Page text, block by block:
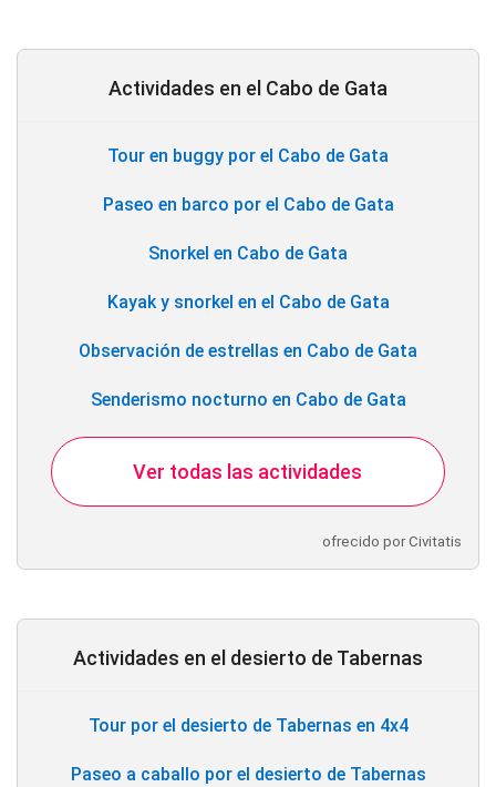
Actividades en el Cabo de Gata
Tour en buggy por el Cabo de Gata
Paseo en barco por el Cabo de Gata
Snorkel en Cabo de Gata
Kayak y snorkel en el Cabo de Gata
Observación de estrellas en Cabo de Gata
Senderismo nocturno en Cabo de Gata
Ver todas las actividades
ofrecido por Civitatis
Actividades en el desierto de Tabernas
Tour por el desierto de Tabernas en 4x4
Paseo a caballo por el desierto de Tabernas